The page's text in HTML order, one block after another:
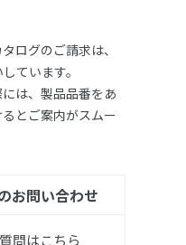
ログのご請求は、
ています。
は、製品品番をあ
とご案内がスムー
お問い合わせ
問はこちら